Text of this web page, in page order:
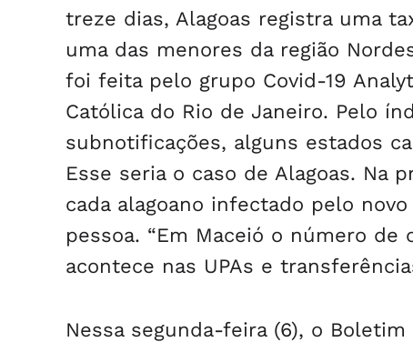
treze dias, Alagoas registra uma
uma das menores da região
foi feita pelo grupo Covid-19
Católica do Rio de Janeiro. Pelo
subnotificações, alguns estados
Esse seria o caso de Alagoas. Na
cada alagoano infectado pelo
pessoa. “Em Maceió o número
acontece nas UPAs e
Nessa segunda-feira (6), o